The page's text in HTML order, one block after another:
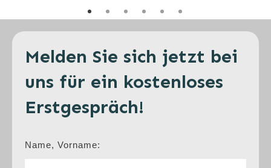
Melden Sie sich jetzt bei
uns für ein kostenloses
Erstgespräch!
Name, Vorname: